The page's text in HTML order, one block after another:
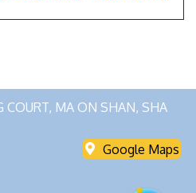
COURT, MA ON SHAN, SHA
Google Maps